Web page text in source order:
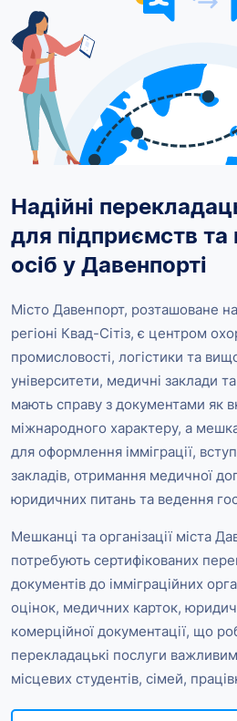
Надійні
для підприємств та
осіб у Давенпорті
Місто Давенпорт, розташоване на
регіоні Квад-Сітіз, є центром
промисловості, логістики та
університети, медичні заклади
мають справу з документами як
міжнародного характеру, а
для оформлення імміграції,
закладів, отримання медичної
юридичних питань та ведення
Мешканці та організації міста
потребують сертифікованих
документів до імміграційних
оцінок, медичних карток,
комерційної документації, що
перекладацькі послуги
місцевих студентів, сімей,